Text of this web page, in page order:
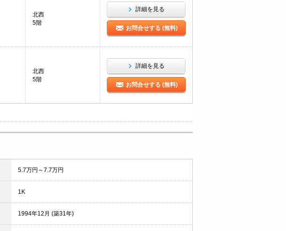
北西
5階
詳細を見る
お問合せする (無料)
北西
5階
詳細を見る
お問合せする (無料)
5.7万円～7.7万円
1K
1994年12月 (築31年)